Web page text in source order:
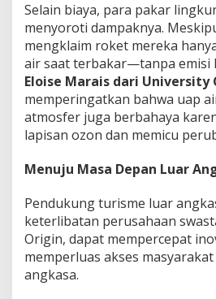
Selain biaya, para pakar
menyoroti dampaknya.
mengklaim roket mereka
air saat terbakar—tanpa
Eloise Marais dari University
memperingatkan bahwa uap
atmosfer juga berbahaya
lapisan ozon dan memicu
Menuju Masa Depan Luar
Pendukung turisme luar
keterlibatan perusahaan
Origin, dapat mempercepat
memperluas akses
angkasa.